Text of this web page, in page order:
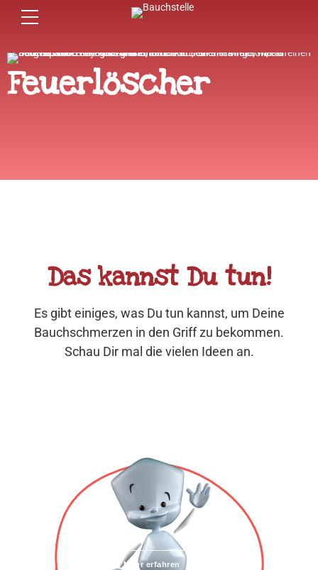
Feuerlöscher
Das kannst Du tun!
Es gibt einiges, was Du tun kannst, um Deine
Bauchschmerzen in den Griff zu bekommen.
Schau Dir mal die vielen Ideen an.
Mehr erfahren